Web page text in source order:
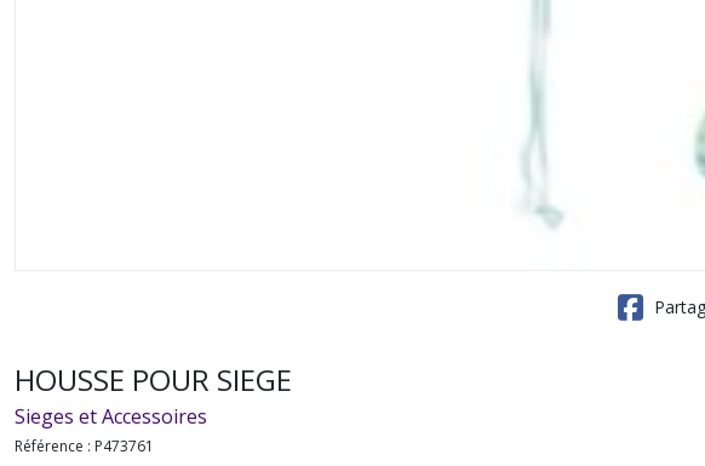
HOUSSE POUR SIEGE
Sieges et Accessoires
Référence : P473761